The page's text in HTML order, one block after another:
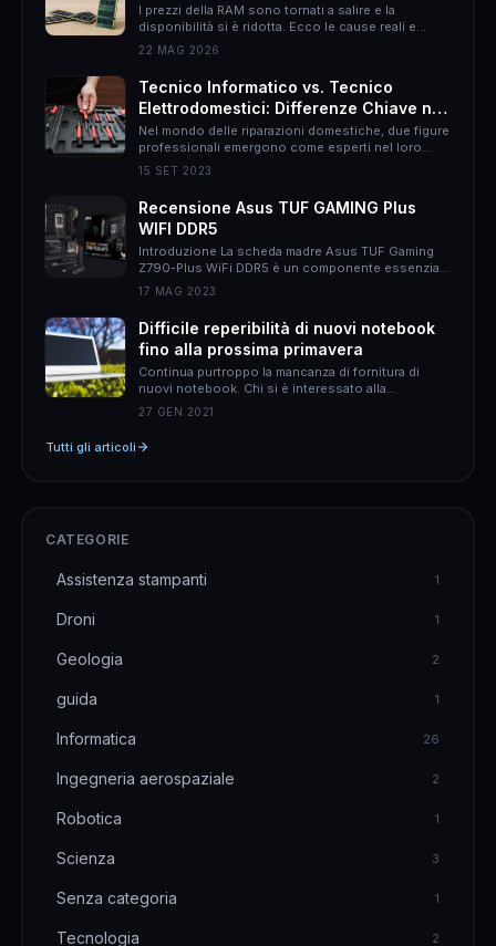
I prezzi della RAM sono tornati a salire e la
disponibilità si è ridotta. Ecco le cause reali e
come muoversi per non spendere il doppio.
22 MAG 2026
Tecnico Informatico vs. Tecnico
Elettrodomestici: Differenze Chiave nel
Mondo delle Riparazioni Domestiche
Nel mondo delle riparazioni domestiche, due figure
professionali emergono come esperti nel loro
campo: il tecnico informatico e il tecnico
l&#8217;obiettivo di risolvere problemi, le loro
responsabilità, approcci e persino il rapporto con
il cliente possono essere molto diversi. In questo
articolo, proverò ad esporvi le differenze chiave tra
queste due &hellip;
15 SET 2023
Recensione Asus TUF GAMING Plus
WIFI DDR5
Introduzione La scheda madre Asus TUF Gaming
Z790-Plus WiFi DDR5 è un componente essenziale
per gli appassionati di gaming che desiderano un
caratteristiche all&#8217;avanguardia, questa
scheda madre offre prestazioni elevate, un design
accattivante e una connettività avanzata.
Caratteristiche principali La Asus TUF Gaming
Z790-Plus WiFi DDR5 è &hellip;
17 MAG 2023
Difficile reperibilità di nuovi notebook
fino alla prossima primavera
Continua purtroppo la mancanza di fornitura di
nuovi notebook. Chi si è interessato alla
questione, perché magari voleva procurarsi un
aumentati anche del 30%. L&#8217;altro giorno mi
27 GEN 2021
Tutti gli articoli
CATEGORIE
Assistenza stampanti 1
Droni 1
Geologia 2
guida 1
Informatica 26
Ingegneria aerospaziale 2
Robotica 1
Scienza 3
Senza categoria 1
Tecnologia 2